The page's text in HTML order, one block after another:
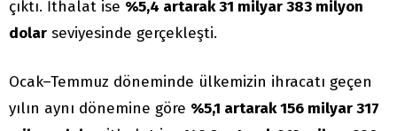
çıktı. İthalat ise %5,4 artarak 31 milyar 383 milyon
dolar seviyesinde gerçekleşti.
Ocak–Temmuz döneminde ülkemizin ihracatı geçen
yılın aynı dönemine göre %5,1 artarak 156 milyar 317